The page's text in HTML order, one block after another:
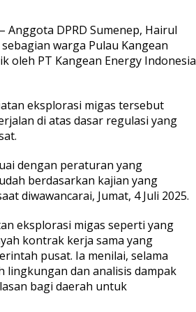
Anggota DPRD Sumenep, Hairul
warga Pulau Kangean
oleh PT Kangean Energy Indonesia
eksplorasi migas tersebut
di atas dasar regulasi yang
dengan peraturan yang
berdasarkan kajian yang
diwawancarai, Jumat, 4 Juli 2025.
eksplorasi migas seperti yang
kontrak kerja sama yang
pusat. Ia menilai, selama
lingkungan dan analisis dampak
bagi daerah untuk